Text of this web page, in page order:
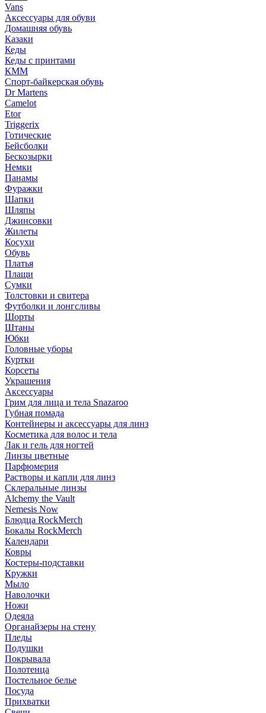
Vans
Аксессуары для обуви
Домашняя обувь
Казаки
Кеды
Кеды с принтами
КММ
Спорт-байкерская обувь
Dr Martens
Camelot
Etor
Triggerix
Готические
Бейсболки
Бескозырки
Немки
Панамы
Фуражки
Шапки
Шляпы
Джинсовки
Жилеты
Косухи
Обувь
Платья
Плащи
Сумки
Толстовки и свитера
Футболки и лонгсливы
Шорты
Штаны
Юбки
Головные уборы
Куртки
Корсеты
Украшения
Аксессуары
Грим для лица и тела Snazaroo
Губная помада
Контейнеры и аксессуары для линз
Косметика для волос и тела
Лак и гель для ногтей
Линзы цветные
Парфюмерия
Растворы и капли для линз
Склеральные линзы
Alchemy the Vault
Nemesis Now
Блюдца RockMerch
Бокалы RockMerch
Календари
Ковры
Костеры-подставки
Кружки
Мыло
Наволочки
Ножи
Одеяла
Органайзеры на стену
Пледы
Подушки
Покрывала
Полотенца
Постельное белье
Посуда
Прихватки